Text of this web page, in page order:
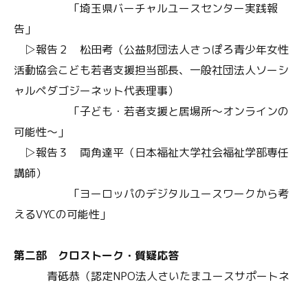
「埼玉県バーチャルユースセンター実践報
告」
▷報告２ 松田考（公益財団法人さっぽろ青少年女性
活動協会こども若者支援担当部長、一般社団法人ソーシ
ャルペダゴジーネット代表理事）
「子ども・若者支援と居場所～オンラインの
可能性～」
▷報告３ 両角達平（日本福祉大学社会福祉学部専任
講師）
「ヨーロッパのデジタルユースワークから考
えるVYCの可能性」
第二部 クロストーク・質疑応答
青砥恭（認定NPO法人さいたまユースサポートネ